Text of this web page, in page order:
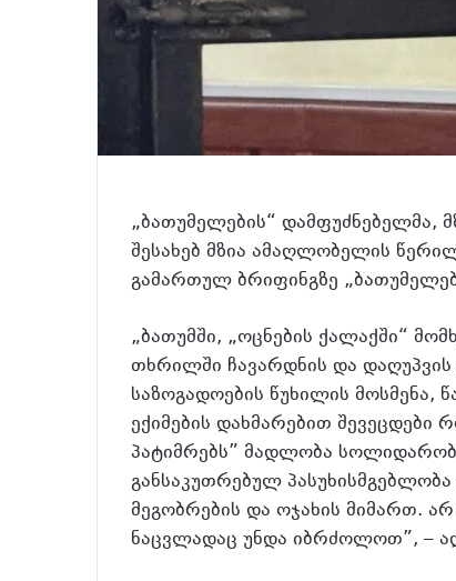
„ბათუმელების“ დამფუძნებელმა,
შესახებ მზია ამაღლობელის
გამართულ ბრიფინგზე
„ბათუმში, „ოცნების ქალაქში“
თხრილში ჩავარდნის და
საზოგადოების წუხილის მოსმენა,
ექიმების დახმარებით შევეცდები
პატიმრებს” მადლობა
განსაკუთრებულ
მეგობრების და ოჯახის მიმართ.
ნაცვლადაც უნდა იბრძოლოთ”, –